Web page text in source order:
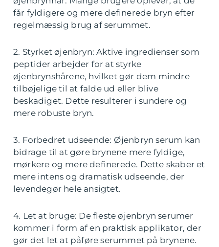
får fyldigere og mere definerede bryn efter
regelmæssig brug af serummet.
2. Styrket øjenbryn: Aktive ingredienser som
peptider arbejder for at styrke
øjenbrynshårene, hvilket gør dem mindre
tilbøjelige til at falde ud eller blive
beskadiget. Dette resulterer i sundere og
mere robuste bryn.
3. Forbedret udseende: Øjenbryn serum kan
bidrage til at gøre brynene mere fyldige,
mørkere og mere definerede. Dette skaber et
mere intens og dramatisk udseende, der
levendegør hele ansigtet.
4. Let at bruge: De fleste øjenbryn serumer
kommer i form af en praktisk applikator, der
gør det let at påføre serummet på brynene.